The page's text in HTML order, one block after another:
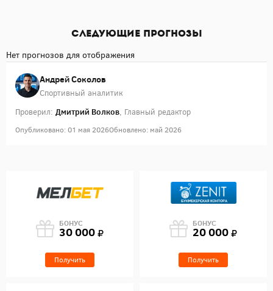
Следующие прогнозы
Нет прогнозов для отображения
Андрей Соколов
Спортивный аналитик
Проверил: Дмитрий Волков, Главный редактор
Опубликовано: 01 мая 2026Обновлено: май 2026
БОНУС
30 000
Получить
БОНУС
20 000
Получить